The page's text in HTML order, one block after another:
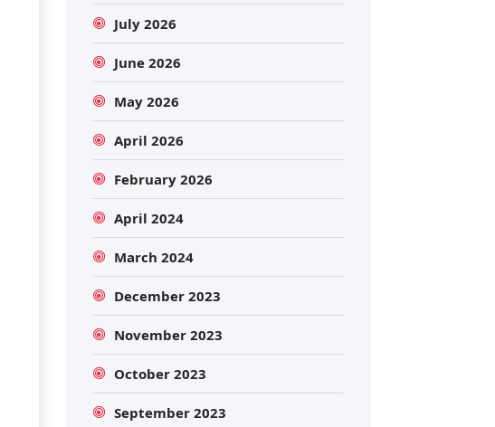
July 2026
June 2026
May 2026
April 2026
February 2026
April 2024
March 2024
December 2023
November 2023
October 2023
September 2023